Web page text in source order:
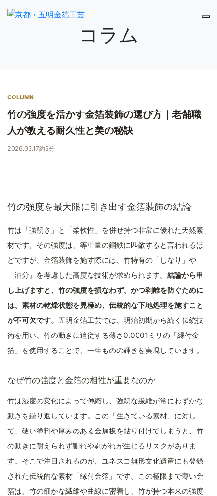
コラム
COLUMN
竹の強度を活かす金箔装飾の選び方｜老舗職
人が教える耐久性と美の秘訣
2026.03.17約5分
竹の強度を最大限に引き出す金箔装飾の結論
竹は「強靭さ」と「柔軟性」を併せ持つ非常に優れた天然素
材です。その強度は、等重量の鋼鉄に匹敵すると言われるほ
どですが、金箔装飾を施す際には、竹特有の「しなり」や
「油分」を考慮した高度な技術が求められます。 結論から申
し上げますと、竹の強度を損なわず、かつ剥離を防ぐために
は、素材の乾燥状態を見極め、伝統的な下地処理を施すこと
が不可欠です。 五明金箔工芸では、明治初期から続く伝統技
術を用い、竹の動きに追従する薄さ0.0001ミリの「縁付金
箔」を使用することで、一生ものの輝きを実現しています。
なぜ竹の強度と金箔の相性が重要なのか
竹は湿度の変化によって伸縮し、強靭な繊維が常にわずかな
動きを繰り返しています。この「生きている素材」に対し
て、硬い塗料や厚みのある金属板を貼り付けてしまうと、竹
の動きに耐えられず割れや剥がれが生じるリスクがありま
す。そこで注目されるのが、ユネスコ無形文化遺産にも登録
された伝統的な素材「縁付金箔」です。この極限まで薄い金
箔は、竹の細かな繊維や曲線に密着し、竹が持つ本来の強度